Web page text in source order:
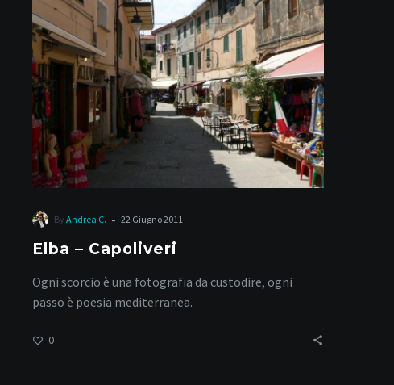
Capoliveri
By Andrea C. - 22 Giugno 2011
Elba – Capoliveri
Ogni scorcio è una fotografia da custodire, ogni
passo è poesia mediterranea.
0